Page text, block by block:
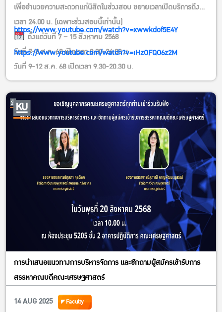
เพื่ออำนวยความสะดวกแก่นิสิตในช่วงสอบ ขยายเวลาเปิดบริการถึง
เวลา 24.00 น. (เฉพาะช่วงสอบนี้เท่านั้น)
ตั้งแต่วันที่ 7 – 15 สิงหาคม 2568
วันที่ 7-8 ส.ค. 68 เปิดเวลา 8.30-24.00 น.
วันที่ 9-12 ส.ค. 68 เปิดเวลา 9.30-20.30 น.
วันที่ 13-15 ส.ค. 68 เปิดเวลา 8.30-24.00 น.
นิสิตสามารถใช้บริการพื้นที่อ่านหนังสือ พื้นที่ทำงานกลุ่ม และบริการ
อื่น ๆ ได้ตามปกติ
ขอความร่วมมืองดใช้เสียงรบกวน เพื่อให้เกิดบรรยากาศการอ่านที่
เหมาะสมสำหรับทุกคน
#สอบนี้ต้องรอด #ห้องสมุดพิทยาลงกรณ #เปิดดึกไม่มีง่วง #อ่านยัน
เที่ยงคืนก็ไหว#ช่วงสอบ
#Bidyalagkarana Library: Extended Hours for Exam Period
Open until midnight — exclusively during this exam period
From August 7th to August 15th, 2025
• August 7th – 8th, 2025: Open 08:30 – 24:00
• August 9th – 12th, 2025: Open 09:30 – 20:30
• August 13th – 15th, 2025: Open 08:30 – 24:00
All areas in the Bidyalagkarana are only reserved for
students of the faculty of economics
https://www.youtube.com/watch?v=xwwkdof5E4Y
https://www.youtube.com/watch?v=iHzOFQO6z2M
การนำเสนอแนวทางการบริหารจัดการ และซักถามผู้สมัครเข้ารับการ
สรรหาคณบดีคณะเศรษฐศาสตร์
14 AUG 2025
Faculty